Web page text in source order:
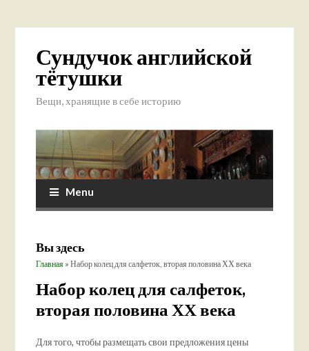
Сундучок английской
тётушки
Вещи, хранящие в себе историю
Menu
Вы здесь
Главная » Набор колец для салфеток, вторая половина ХХ века
Набор колец для салфеток,
вторая половина ХХ века
Для того, чтобы размещать свои предложения цены